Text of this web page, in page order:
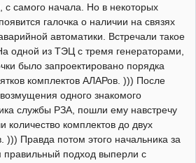
с самого начала. Но в некоторых
галочка о наличии на связях
автоматики. Встречали такое
одной из ТЭЦ с тремя генераторами,
было запроектировано порядка
комплектов АЛАРов. ))) После
одного знакомого
службы РЗА, пошли ему навстречу
количество комплектов до двух
))) Правда потом этого начальника за
правильный подход выперли с